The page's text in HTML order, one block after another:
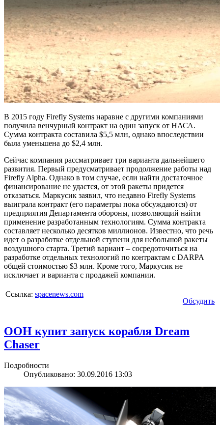
В 2015 году Firefly Systems наравне с другими компаниями
получила венчурный контракт на один запуск от НАСА.
Сумма контракта составила $5,5 млн, однако впоследствии
была уменьшена до $2,4 млн.
Сейчас компания рассматривает три варианта дальнейшего
развития. Первый предусматривает продолжение работы над
Firefly Alpha. Однако в том случае, если найти достаточное
финансирование не удастся, от этой ракеты придется
отказаться. Маркусик заявил, что недавно Firefly Systems
выиграла контракт (его параметры пока обсуждаются) от
предприятия Департамента обороны, позволяющий найти
применение разработанным технологиям. Сумма контракта
составляет несколько десятков миллионов. Известно, что речь
идет о разработке отдельной ступени для небольшой ракеты
воздушного старта. Третий вариант – сосредоточиться на
разработке отдельных технологий по контрактам с DARPA
общей стоимостью $3 млн. Кроме того, Маркусик не
исключает и варианта с продажей компании.
Ссылка: spacenews.com
Обсудить
ООН купит запуск корабля Dream
Chaser
Подробности
Опубликовано: 30.09.2016 13:03